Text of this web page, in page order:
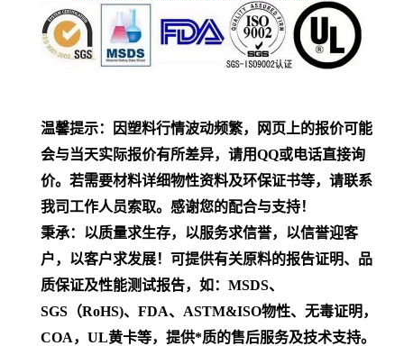
温馨提示：因塑料行情波动频繁，网页上的报价可能
会与当天实际报价有所差异，请用QQ或电话直接询
价。若需要材料详细物性资料及环保证书等，请联系
我司工作人员索取。感谢您的配合与支持！
秉承：以质量求生存，以服务求信誉，以信誉迎客
户，以客户求发展！可提供有关原料的报告证明、品
质保证及性能测试报告，如：MSDS、
SGS（RoHS)、FDA、ASTM&ISO物性、无毒证明，
COA，UL黄卡等，提供*质的售后服务及技术支持。